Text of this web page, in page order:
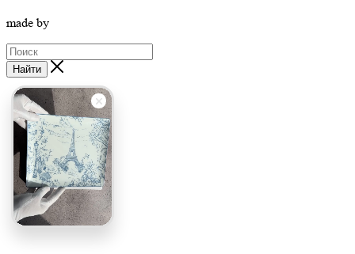
made by
Найти